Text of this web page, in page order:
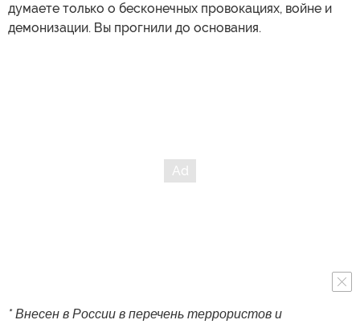
думаете только о бесконечных провокациях, войне и
демонизации. Вы прогнили до основания.
* Внесен в России в перечень террористов и